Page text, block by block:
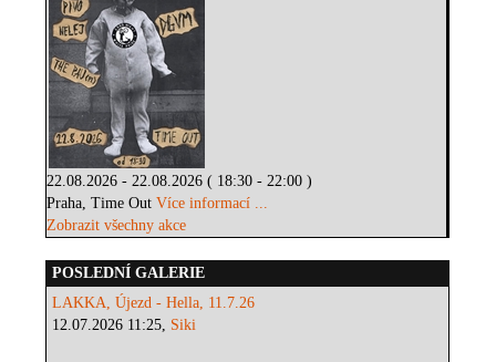
22.08.2026 - 22.08.2026 ( 18:30 - 22:00 )
Praha, Time OutVíce informací ...
Zobrazit všechny akce
POSLEDNÍ GALERIE
LAKKA, Újezd - Hella, 11.7.26
12.07.2026 11:25, Siki